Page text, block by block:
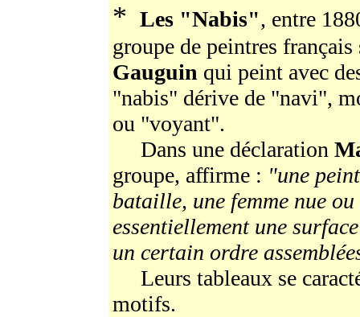
* Les "Nabis", entre
groupe de peintres
Gauguin qui peint avec
"nabis" dérive de "navi",
ou "voyant".
Dans une déclaration
groupe, affirme : "une
bataille, une femme nue
essentiellement une
un certain ordre
Leurs tableaux se
motifs.